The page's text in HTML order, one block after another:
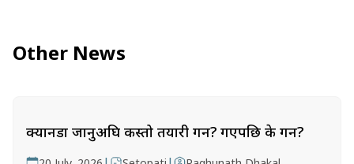
Other News
क्यानडा जानुअघि कस्तो तयारी गर्ने? गएपछि के गर्ने?